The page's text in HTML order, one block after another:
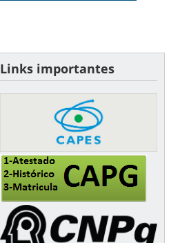
Links importantes